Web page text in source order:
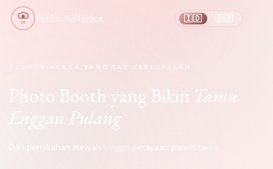
Peeko Selfiebox 🇮🇩 🇬🇧
UNTUK ACARA YANG TAK TERLUPAKAN
Photo Booth yang Bikin Tamu
Enggan Pulang
Dari pernikahan mewah hingga perayaan penuh tawa.